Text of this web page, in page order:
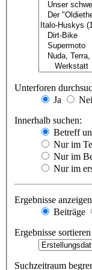
Unterforen
Ja
Innerhalb suchen:
Betreff
Nur im
Nur im
Nur im
Ergebnisse
Beiträge
Ergebnisse
Suchzeitraum